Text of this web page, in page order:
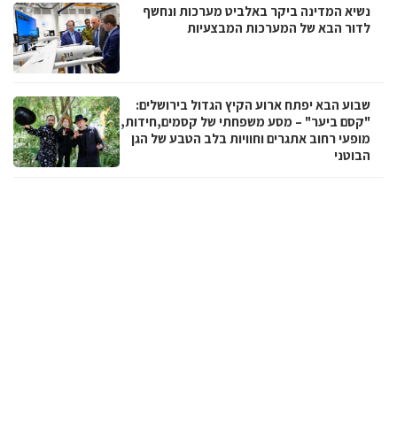
נשיא המדינה ביקר באלביט מערכות ונחשף
לדור הבא של המערכות המבצעיות
שבוע הבא יפתח ארוע הקיץ הגדול בירושלים:
"קסם ביער" – מסע משפחתי של קסמים,חידות,
מופעי רחוב אתגרים וחוויות בלב הטבע של הגן
הבוטני